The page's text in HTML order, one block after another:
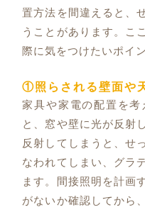
置方法を間違えると、
うことがあります。こ
際に気をつけたいポイ
①照らされる壁面や
家具や家電の配置を考
と、窓や壁に光が反射
反射してしまうと、せ
なわれてしまい、グラ
ます。間接照明を計画
がないか確認してから